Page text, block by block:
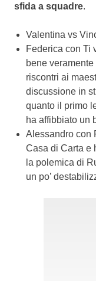
sfida a squadre.
Valentina vs
Federica con Ti
bene
riscontri ai
discussione in
quanto il primo
ha affibbiato un
Alessandro con
Casa di Carta e
la polemica di
un po’